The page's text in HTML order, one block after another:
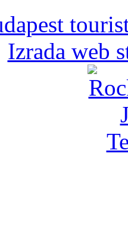
Izrada web